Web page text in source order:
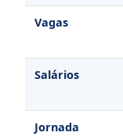
Vagas
Salários
Jornada